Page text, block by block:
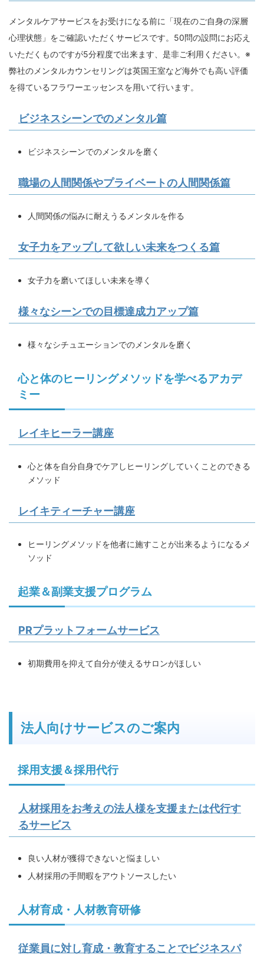
メンタルケアサービスをお受けになる前に「現在のご自身の深層
心理状態」をご確認いただくサービスです。50問の設問にお応え
いただくものですが5分程度で出来ます、是非ご利用ください。※
弊社のメンタルカウンセリングは英国王室など海外でも高い評価
を得ているフラワーエッセンスを用いて行います。
ビジネスシーンでのメンタル篇
ビジネスシーンでのメンタルを磨く
職場の人間関係やプライベートの人間関係篇
人間関係の悩みに耐えうるメンタルを作る
女子力をアップして欲しい未来をつくる篇
女子力を磨いてほしい未来を導く
様々なシーンでの目標達成力アップ篇
様々なシチュエーションでのメンタルを磨く
心と体のヒーリングメソッドを学べるアカデ
ミー
レイキヒーラー講座
心と体を自分自身でケアしヒーリングしていくことのできる
メソッド
レイキティーチャー講座
ヒーリングメソッドを他者に施すことが出来るようになるメ
ソッド
起業＆副業支援プログラム
PRプラットフォームサービス
初期費用を抑えて自分が使えるサロンがほしい
法人向けサービスのご案内
採用支援＆採用代行
人材採用をお考えの法人様を支援または代行す
るサービス
良い人材が獲得できないと悩ましい
人材採用の手間暇をアウトソースしたい
人材育成・人材教育研修
従業員に対し育成・教育することでビジネスパ